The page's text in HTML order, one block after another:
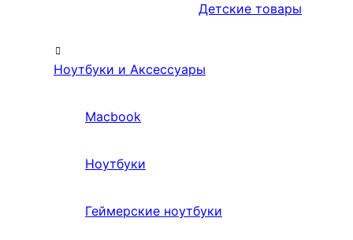
Детские товары
Ноутбуки и Аксессуары
Macbook
Ноутбуки
Геймерские ноутбуки